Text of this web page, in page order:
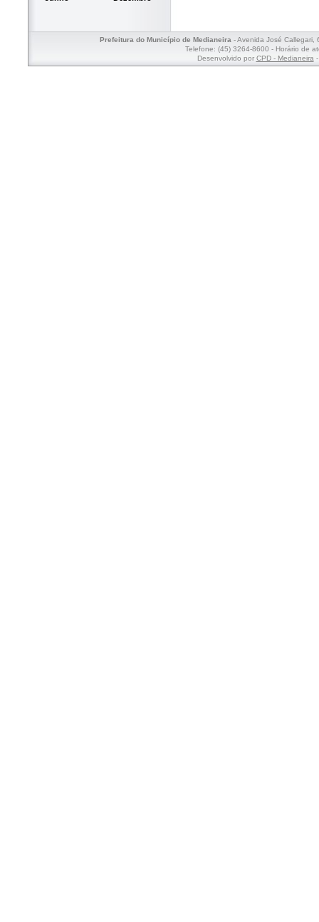
Prefeitura do Município de Medianeira- Avenida José Callegari,
Telefone: (45) 3264-8600 - Horário de
Desenvolvido por CPD - Medianeira-